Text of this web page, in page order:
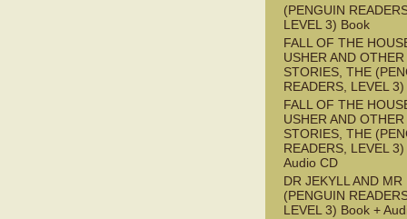
(PENGUIN
LEVEL 3) Book
FALL OF THE
USHER AND OTHER
STORIES, THE
READERS, LEVEL
FALL OF THE
USHER AND OTHER
STORIES, THE
READERS, LEVEL
Audio CD
DR JEKYLL AND MR
(PENGUIN
LEVEL 3) Book +